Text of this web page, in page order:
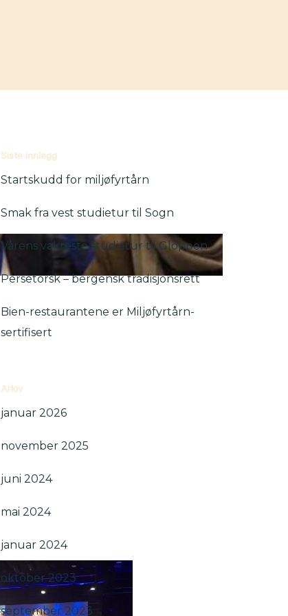
Siste innlegg
Startskudd for miljøfyrtårn
Smak fra vest studietur til Sogn
Vårens vakreste studietur til Gloppen
Persetorsk – bergensk tradisjonsrett
Bien-restaurantene er Miljøfyrtårn-
sertifisert
Arkiv
januar 2026
november 2025
juni 2024
mai 2024
januar 2024
oktober 2023
september 2023